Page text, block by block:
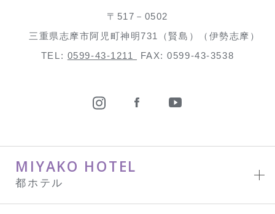
〒517－0502
三重県志摩市阿児町神明731（賢島）（伊勢志摩）
TEL: 0599-43-1211 FAX: 0599-43-3538
MIYAKO HOTEL
都ホテル